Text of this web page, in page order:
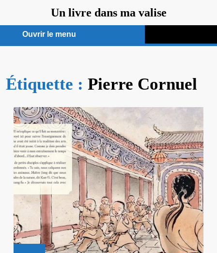
contenu
Un livre dans ma valise
Ouvrir le menu
menu
Étiquette : Pierre Cornuel